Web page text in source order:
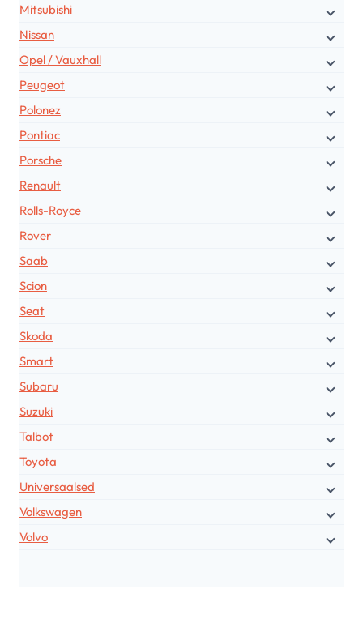
Mitsubishi
Nissan
Opel / Vauxhall
Peugeot
Polonez
Pontiac
Porsche
Renault
Rolls-Royce
Rover
Saab
Scion
Seat
Skoda
Smart
Subaru
Suzuki
Talbot
Toyota
Universaalsed
Volkswagen
Volvo